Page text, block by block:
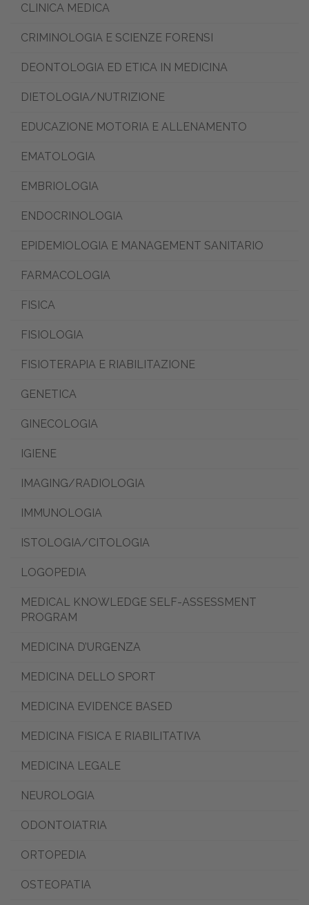
CLINICA MEDICA
CRIMINOLOGIA E SCIENZE FORENSI
DEONTOLOGIA ED ETICA IN MEDICINA
DIETOLOGIA/NUTRIZIONE
EDUCAZIONE MOTORIA E ALLENAMENTO
EMATOLOGIA
EMBRIOLOGIA
ENDOCRINOLOGIA
EPIDEMIOLOGIA E MANAGEMENT SANITARIO
FARMACOLOGIA
FISICA
FISIOLOGIA
FISIOTERAPIA E RIABILITAZIONE
GENETICA
GINECOLOGIA
IGIENE
IMAGING/RADIOLOGIA
IMMUNOLOGIA
ISTOLOGIA/CITOLOGIA
LOGOPEDIA
MEDICAL KNOWLEDGE SELF-ASSESSMENT
PROGRAM
MEDICINA D’URGENZA
MEDICINA DELLO SPORT
MEDICINA EVIDENCE BASED
MEDICINA FISICA E RIABILITATIVA
MEDICINA LEGALE
NEUROLOGIA
ODONTOIATRIA
ORTOPEDIA
OSTEOPATIA